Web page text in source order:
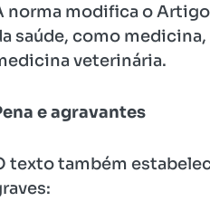
norma modifica o
saúde, como
veterinária.
e agravantes
texto também